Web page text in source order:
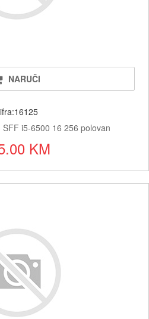
NARUČI
SFF i5-6500 16 256 polovan
KM